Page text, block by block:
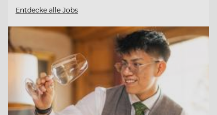
Entdecke alle Jobs